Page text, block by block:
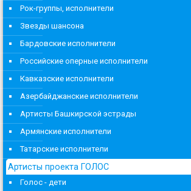
Рок-группы, исполнители
Звезды шансона
Бардовские исполнители
Российские оперные исполнители
Кавказские исполнители
Азербайджанские исполнители
Артисты Башкирской эстрады
Армянские исполнители
Татарские исполнители
Артисты проекта ГОЛОС
Голос - дети